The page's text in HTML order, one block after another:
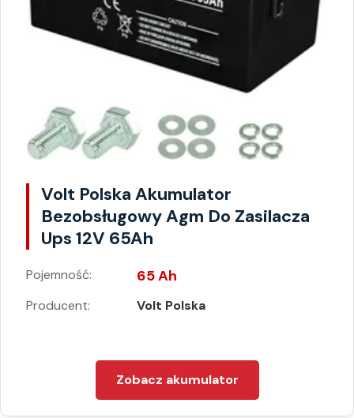
Volt Polska Akumulator
Bezobsługowy Agm Do Zasilacza
Ups 12V 65Ah
Pojemność: 65 Ah
Producent: Volt Polska
Zobacz akumulator